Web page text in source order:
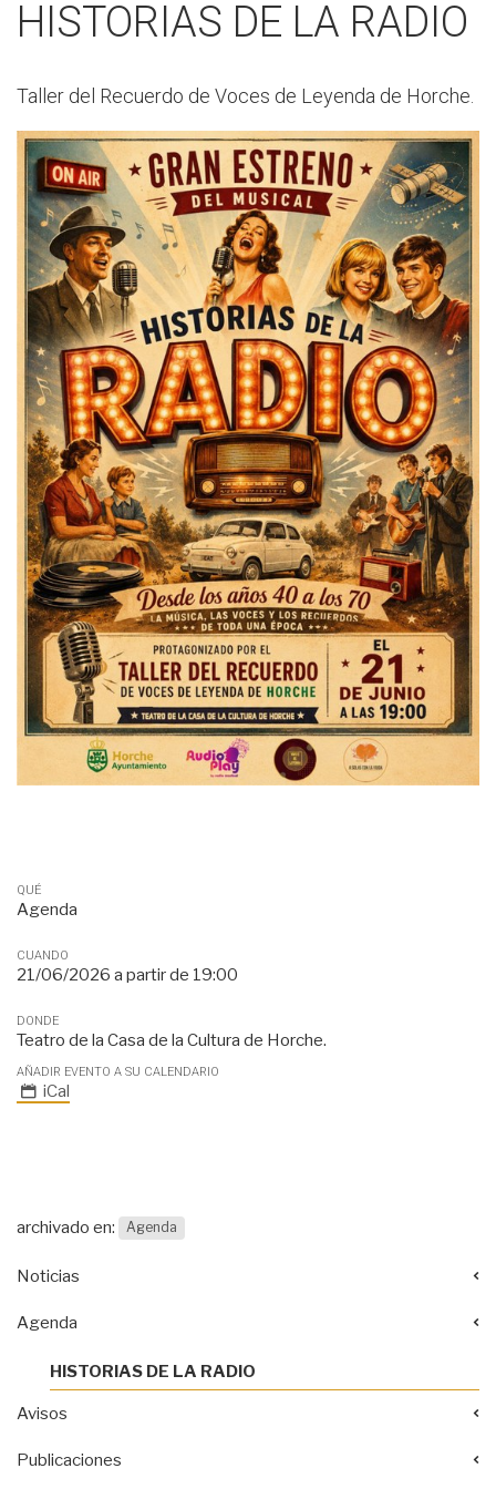
HISTORIAS DE LA RADIO
Taller del Recuerdo de Voces de Leyenda de Horche.
QUÉ
Agenda
CUANDO
21/06/2026 a partir de 19:00
DONDE
Teatro de la Casa de la Cultura de Horche.
AÑADIR EVENTO A SU CALENDARIO
iCal
archivado en: Agenda
Noticias
Agenda
HISTORIAS DE LA RADIO
Avisos
Publicaciones